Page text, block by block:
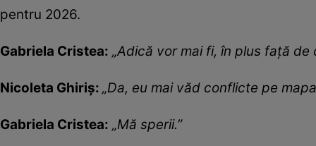
pentru 2026.
Gabriela Cristea: „Adică vor mai fi, în plus față de
Nicoleta Ghiriș: „Da, eu mai văd conflicte pe
Gabriela Cristea: „Mă sperii.”